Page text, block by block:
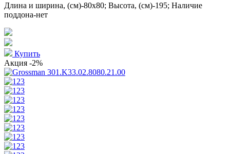
Длина и ширина, (см)-80x80; Высота, (см)-195; Наличие
поддона-нет
Купить
Акция -2%